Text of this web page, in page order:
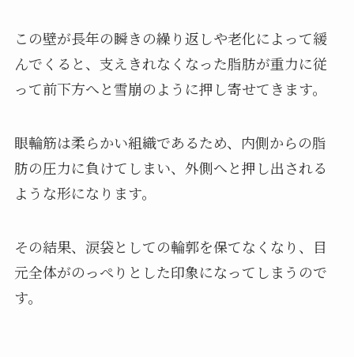
この壁が長年の瞬きの繰り返しや老化によって緩
んでくると、支えきれなくなった脂肪が重力に従
って前下方へと雪崩のように押し寄せてきます。
眼輪筋は柔らかい組織であるため、内側からの脂
肪の圧力に負けてしまい、外側へと押し出される
ような形になります。
その結果、涙袋としての輪郭を保てなくなり、目
元全体がのっぺりとした印象になってしまうので
す。